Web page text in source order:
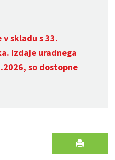
v skladu s 33.
Izdaje uradnega
so dostopne